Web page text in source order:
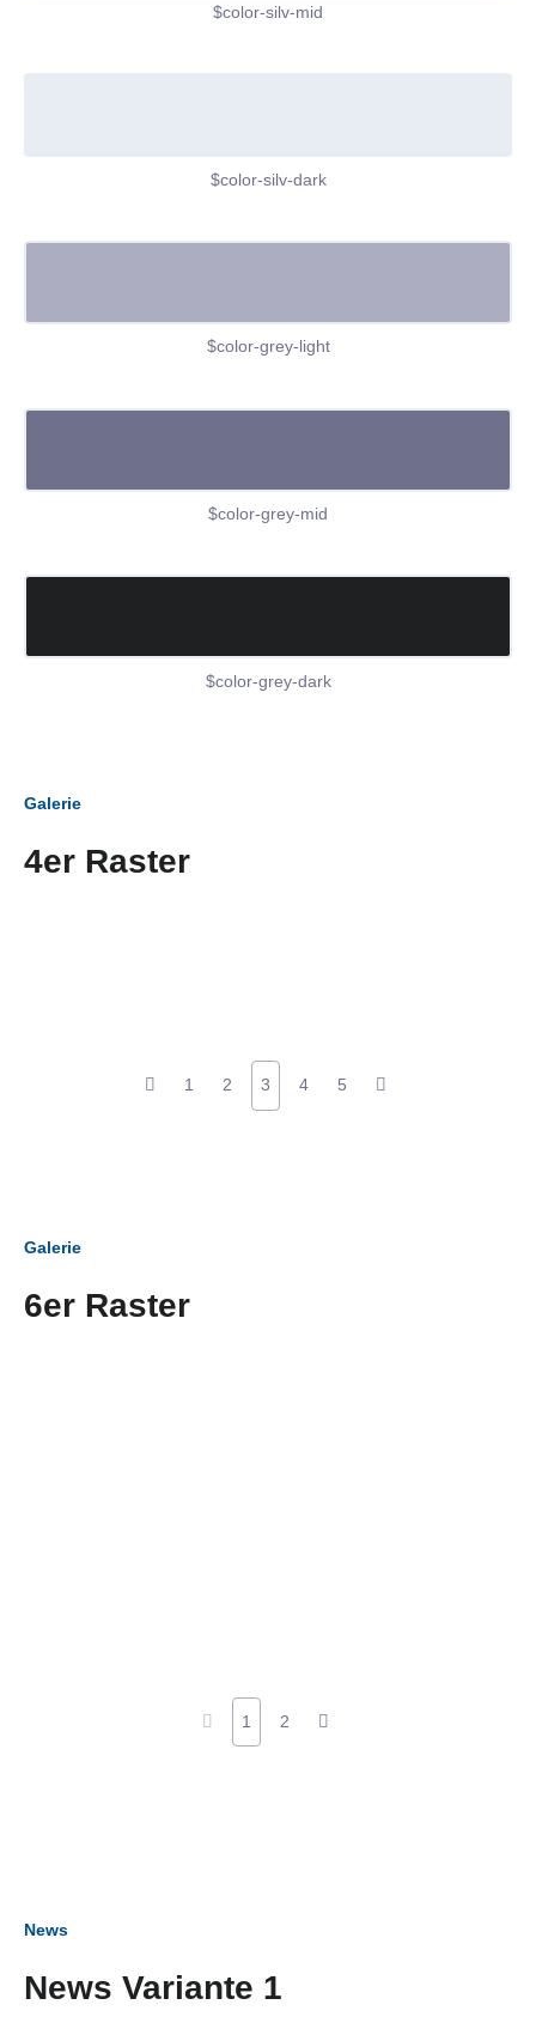
$color-silv-mid
$color-silv-dark
$color-grey-light
$color-grey-mid
$color-grey-dark
Galerie
4er Raster
1 2 3 4 5
Galerie
6er Raster
1 2
News
News Variante 1